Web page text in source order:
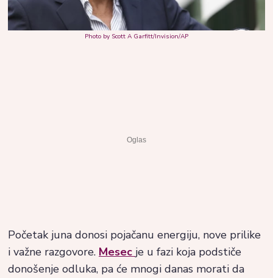
Photo by Scott A Garfitt/Invision/AP
Početak juna donosi pojačanu energiju, nove prilike
i važne razgovore. Mesec je u fazi koja podstiče
donošenje odluka, pa će mnogi danas morati da